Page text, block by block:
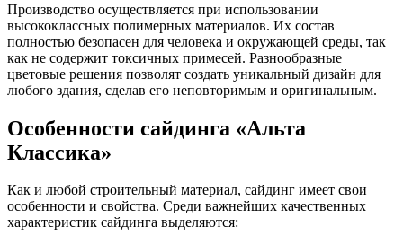
Производство осуществляется при использовании
высококлассных полимерных материалов. Их состав
полностью безопасен для человека и окружающей среды, так
как не содержит токсичных примесей. Разнообразные
цветовые решения позволят создать уникальный дизайн для
любого здания, сделав его неповторимым и оригинальным.
Особенности сайдинга «Альта
Классика»
Как и любой строительный материал, сайдинг имеет свои
особенности и свойства. Среди важнейших качественных
характеристик сайдинга выделяются: